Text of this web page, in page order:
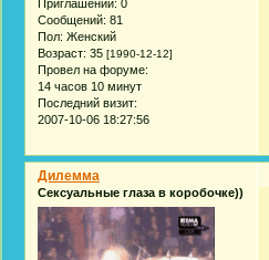
Приглашений: 0
Сообщений: 81
Пол: Женский
Возраст: 35 [1990-12-12]
Провел на форуме:
14 часов 10 минут
Последний визит:
2007-10-06 18:27:56
Дилемма
Сексуальные глаза в коробочке))